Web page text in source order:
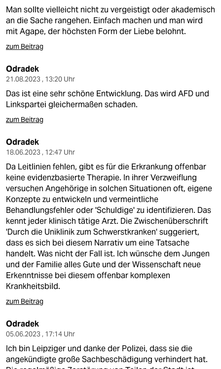
Man sollte vielleicht nicht zu vergeistigt oder akademisch
an die Sache rangehen. Einfach machen und man wird
mit Agape, der höchsten Form der Liebe belohnt.
zum Beitrag
Odradek
21.08.2023 , 13:20 Uhr
Das ist eine sehr schöne Entwicklung. Das wird AFD und
Linkspartei gleichermaßen schaden.
zum Beitrag
Odradek
18.06.2023 , 12:47 Uhr
Da Leitlinien fehlen, gibt es für die Erkrankung offenbar
keine evidenzbasierte Therapie. In ihrer Verzweiflung
versuchen Angehörige in solchen Situationen oft, eigene
Konzepte zu entwickeln und vermeintliche
Behandlungsfehler oder 'Schuldige' zu identifizieren. Das
kennt jeder klinisch tätige Arzt. Die Zwischenüberschrift
'Durch die Uniklinik zum Schwerstkranken' suggeriert,
dass es sich bei diesem Narrativ um eine Tatsache
handelt. Was nicht der Fall ist. Ich wünsche dem Jungen
und der Familie alles Gute und der Wissenschaft neue
Erkenntnisse bei diesem offenbar komplexen
Krankheitsbild.
zum Beitrag
Odradek
05.06.2023 , 17:14 Uhr
Ich bin Leipziger und danke der Polizei, dass sie die
angekündigte große Sachbeschädigung verhindert hat.